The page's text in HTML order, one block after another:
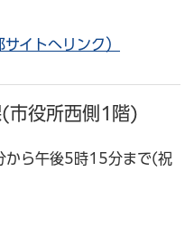
イトへリンク）
市役所西側1階)
から午後5時15分まで(祝